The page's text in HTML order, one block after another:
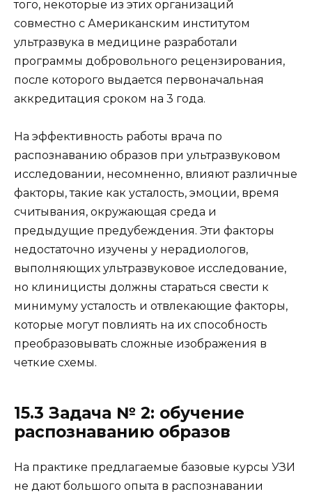
того, некоторые из этих организаций
совместно с Американским институтом
ультразвука в медицине разработали
программы добровольного рецензирования,
после которого выдается первоначальная
аккредитация сроком на 3 года.
На эффективность работы врача по
распознаванию образов при ультразвуковом
исследовании, несомненно, влияют различные
факторы, такие как усталость, эмоции, время
считывания, окружающая среда и
предыдущие предубеждения. Эти факторы
недостаточно изучены у нерадиологов,
выполняющих ультразвуковое исследование,
но клиницисты должны стараться свести к
минимуму усталость и отвлекающие факторы,
которые могут повлиять на их способность
преобразовывать сложные изображения в
четкие схемы.
15.3 Задача № 2: обучение
распознаванию образов
На практике предлагаемые базовые курсы УЗИ
не дают большого опыта в распознавании